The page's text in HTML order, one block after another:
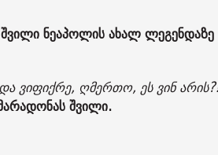
ნეაპოლის ახალ
ვიფიქრე, ღმერთო, ეს ვინ
შვილი.